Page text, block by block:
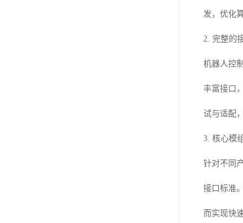
发，优化
2. 完整的
机器人控
丰富接口
试与适配
3. 核心模
针对不同
接口标准
而实现快